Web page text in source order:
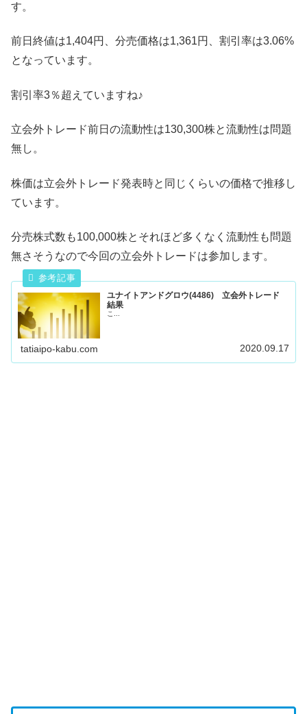
す。
前日終値は1,404円、分売価格は1,361円、割引率は3.06%
となっています。
割引率3％超えていますね♪
立会外トレード前日の流動性は130,300株と流動性は問題
無し。
株価は立会外トレード発表時と同じくらいの価格で推移し
ています。
分売株式数も100,000株とそれほど多くなく流動性も問題
無さそうなので今回の立会外トレードは参加します。
ユナイトアンドグロウ(4486) 立会外トレード
結果
こ...
tatiaipo-kabu.com 2020.09.17